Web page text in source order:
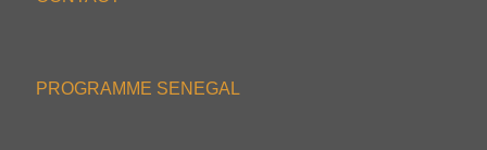
PROGRAMME SENEGAL